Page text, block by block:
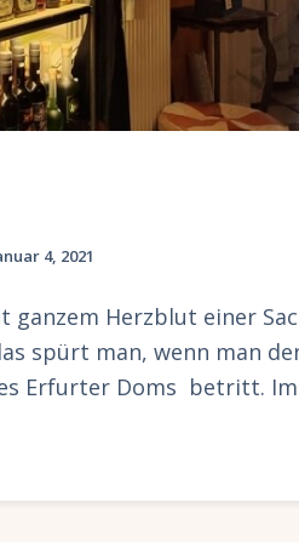
4, 2021
ganzem Herzblut einer
spürt man, wenn man
Erfurter Doms betritt. Im